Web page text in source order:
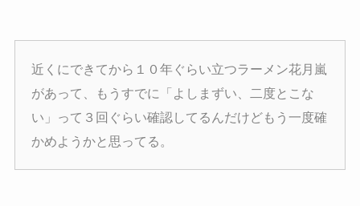
近くにできてから１０年ぐらい立つラーメン花月嵐
があって、もうすでに「よしまずい、二度とこな
い」って３回ぐらい確認してるんだけどもう一度確
かめようかと思ってる。